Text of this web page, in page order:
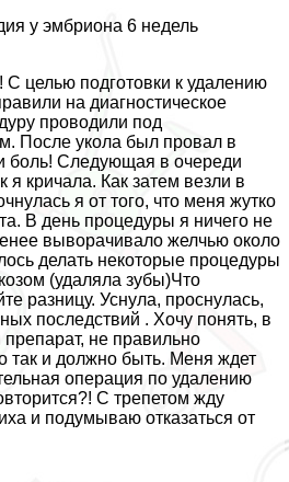
у эмбриона 6 недель
С целью подготовки к удалению
на диагностическое
проводили под
После укола был провал в
боль! Следующая в очереди
я кричала. Как затем везли в
я от того, что меня жутко
В день процедуры я ничего не
выворачивало желчью около
делать некоторые процедуры
(удаляла зубы)Что
разницу. Уснула, проснулась,
последствий . Хочу понять, в
не правильно
так и должно быть. Меня ждет
операция по удалению
С трепетом жду
и подумываю отказаться от